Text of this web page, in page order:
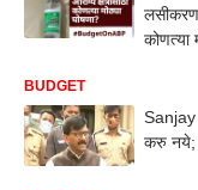
कोणत्या
BUDGET
Sanjay
करु नये;